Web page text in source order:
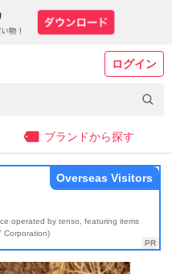
ログイン
ブランドから探す
operated by tenso, featuring items
Corporation)
Overseas Visitors